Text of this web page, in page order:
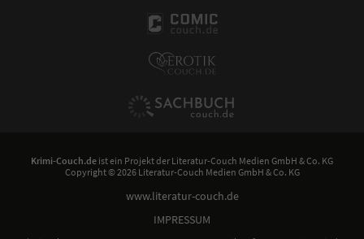
Krimi-Couch.de ist ein Projekt der Literatur-Couch Medien GmbH & Co. KG
Copyright © 2026 Literatur-Couch Medien GmbH & Co. KG
www.literatur-couch.de
IMPRESSUM